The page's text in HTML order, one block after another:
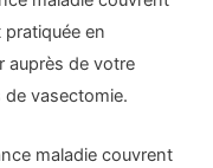
en
auprès de votre
de vasectomie.
maladie couvrent